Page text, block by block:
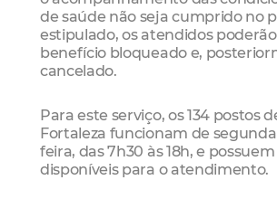
de saúde não seja cumprido no
estipulado, os atendidos
benefício bloqueado e,
cancelado.
Para este serviço, os 134 postos
Fortaleza funcionam de
feira, das 7h30 às 18h, e
disponíveis para o atendimento.